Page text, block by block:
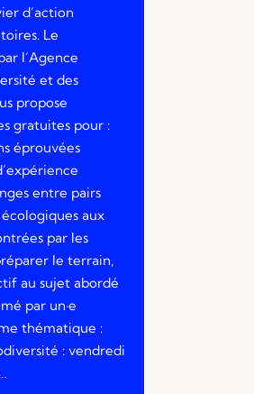
d’action
Le
l’Agence
et des
propose
gratuites pour :
éprouvées
entre pairs
aux
par les
le terrain,
au sujet abordé
par un·e
thématique :
: vendredi